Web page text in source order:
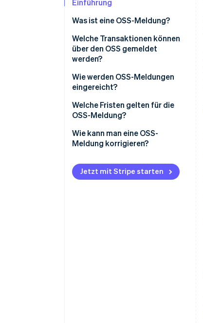
Einführung
Was ist eine OSS-Meldung?
Welche Transaktionen können
über den OSS gemeldet
werden?
Wie werden OSS-Meldungen
eingereicht?
OSS-Registrierung
Registrierung und
Authentifizierung
Formularauswahl
Eingabe der Umsatzsteuer-
Identifikationsnummer
Welche Fristen gelten für die
OSS-Meldung?
Wie kann man eine OSS-
Meldung korrigieren?
Jetzt mit Stripe starten